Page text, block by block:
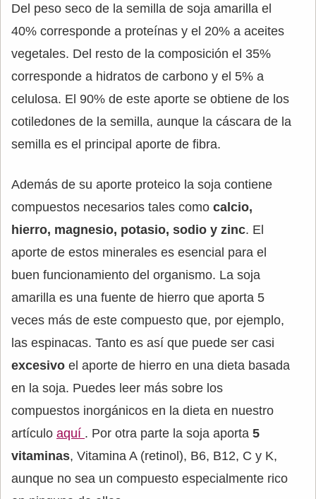
Del peso seco de la semilla de soja amarilla el
40% corresponde a proteínas y el 20% a aceites
vegetales. Del resto de la composición el 35%
corresponde a hidratos de carbono y el 5% a
celulosa. El 90% de este aporte se obtiene de los
cotiledones de la semilla, aunque la cáscara de la
semilla es el principal aporte de fibra.
Además de su aporte proteico la soja contiene
compuestos necesarios tales como calcio,
hierro, magnesio, potasio, sodio y zinc. El
aporte de estos minerales es esencial para el
buen funcionamiento del organismo. La soja
amarilla es una fuente de hierro que aporta 5
veces más de este compuesto que, por ejemplo,
las espinacas. Tanto es así que puede ser casi
excesivo el aporte de hierro en una dieta basada
en la soja. Puedes leer más sobre los
compuestos inorgánicos en la dieta en nuestro
artículo aquí . Por otra parte la soja aporta 5
vitaminas, Vitamina A (retinol), B6, B12, C y K,
aunque no sea un compuesto especialmente rico